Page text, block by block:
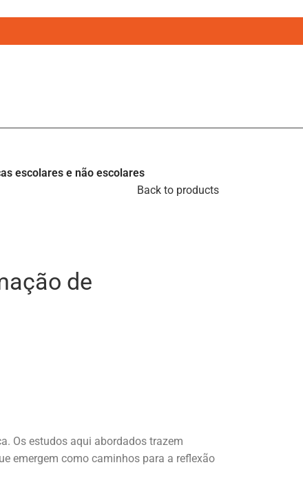
escolares e não escolares
Back to products
de
Os estudos aqui abordados trazem
emergem como caminhos para a reflexão